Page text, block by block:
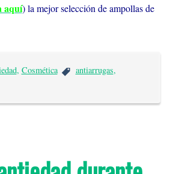
aquí) la mejor selección de ampollas de
, Cosmética antiarrugas,